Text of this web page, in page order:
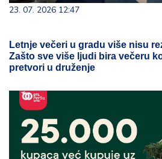
23. 07. 2026 12:47
Letnje večeri u gradu više nisu
Zašto sve više ljudi bira večeru
pretvori u druženje